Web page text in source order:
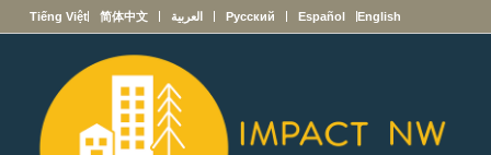
English
Español
Русский العربية 简体中文
Tiếng Việt